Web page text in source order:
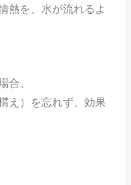
熱を、水が流れるよ
、
え）を忘れず、効果